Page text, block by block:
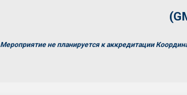
Мероприятие не планируется к аккредитации